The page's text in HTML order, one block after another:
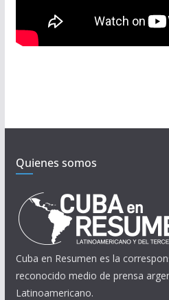
Quienes somos
Cuba en Resumen es la
reconocido medio de prensa
Latinoamericano.